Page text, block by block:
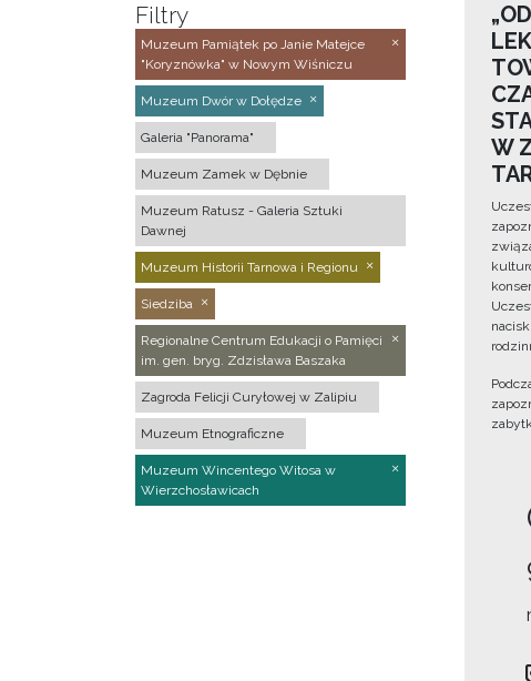
Filtry
Muzeum Pamiątek po Janie Matejce
"Koryznówka" w Nowym Wiśniczu
Muzeum Dwór w Dołędze
Galeria "Panorama"
Muzeum Zamek w Dębnie
Muzeum Ratusz - Galeria Sztuki
Dawnej
Muzeum Historii Tarnowa i Regionu
Siedziba
Regionalne Centrum Edukacji o Pamięci
im. gen. bryg. Zdzisława Baszaka
Zagroda Felicji Curyłowej w Zalipiu
Muzeum Etnograficzne
Muzeum Wincentego Witosa w
Wierzchosławicach
W